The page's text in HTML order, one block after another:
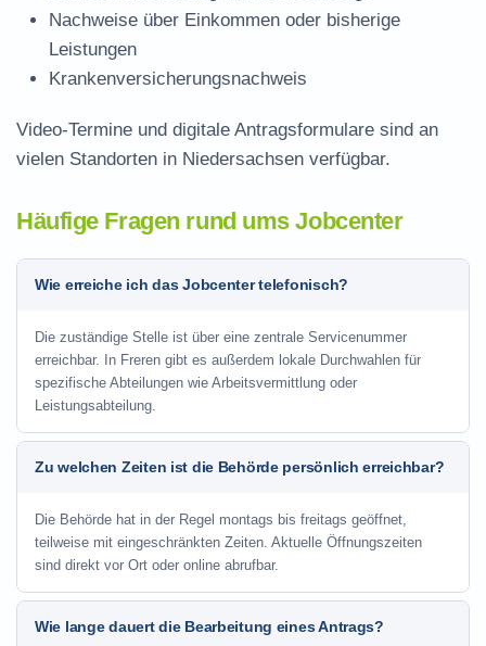
Nachweise über Einkommen oder bisherige
Leistungen
Krankenversicherungsnachweis
Video-Termine und digitale Antragsformulare sind an
vielen Standorten in Niedersachsen verfügbar.
Häufige Fragen rund ums Jobcenter
Wie erreiche ich das Jobcenter telefonisch?
Die zuständige Stelle ist über eine zentrale Servicenummer
erreichbar. In Freren gibt es außerdem lokale Durchwahlen für
spezifische Abteilungen wie Arbeitsvermittlung oder
Leistungsabteilung.
Zu welchen Zeiten ist die Behörde persönlich erreichbar?
Die Behörde hat in der Regel montags bis freitags geöffnet,
teilweise mit eingeschränkten Zeiten. Aktuelle Öffnungszeiten
sind direkt vor Ort oder online abrufbar.
Wie lange dauert die Bearbeitung eines Antrags?